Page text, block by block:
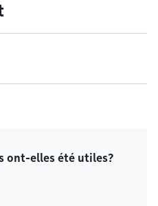
ont-elles été utiles?